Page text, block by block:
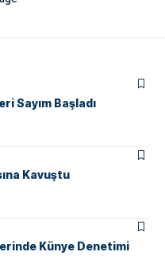
Sayım Başladı
Kavuştu
Künye Denetimi